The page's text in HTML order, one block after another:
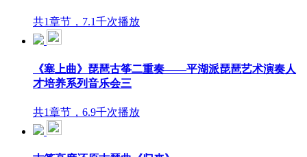
共1章节，7.1千次播放
《塞上曲》琵琶古筝二重奏——平湖派琵琶艺术演奏人
才培养系列音乐会三
共1章节，6.9千次播放